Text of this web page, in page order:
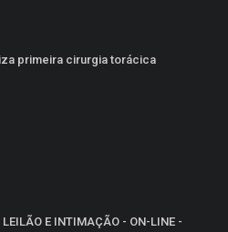
primeira cirurgia torácica
LEILÃO E INTIMAÇÃO - ON-LINE -